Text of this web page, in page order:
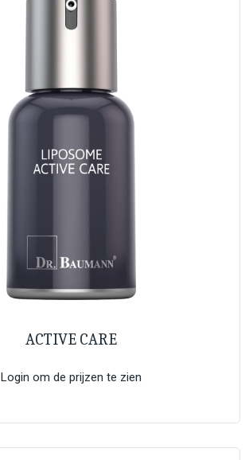
ACTIVE CARE
Login om de prijzen te zien